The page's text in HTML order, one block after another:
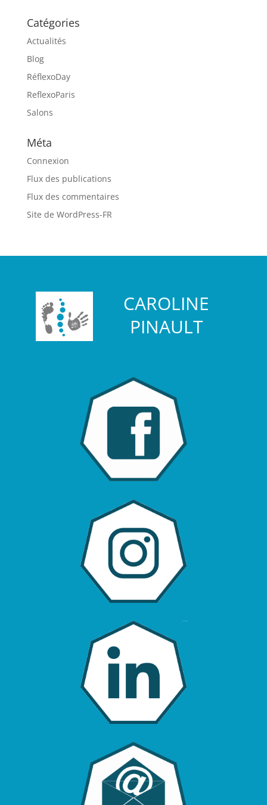
Catégories
Actualités
Blog
RéflexoDay
ReflexoParis
Salons
Méta
Connexion
Flux des publications
Flux des commentaires
Site de WordPress-FR
CAROLINE
PINAULT